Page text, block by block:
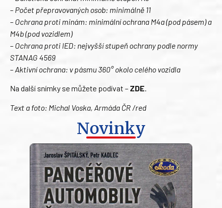
– Počet přepravovaných osob: minimálně 11
– Ochrana proti minám: minimální ochrana M4a (pod pásem) a
M4b (pod vozidlem)
– Ochrana proti IED: nejvyšší stupeň ochrany podle normy
STANAG 4569
– Aktivní ochrana: v pásmu 360° okolo celého vozidla
Na další snímky se můžete podívat – ZDE.
Text a foto: Michal Voska, Armáda ČR /red
Novinky